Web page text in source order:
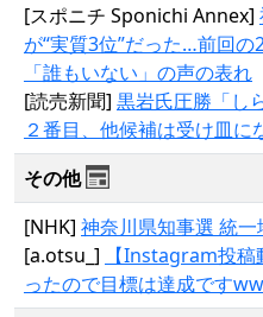
[スポニチ Sponichi Annex]
が“実質3位”だった…前回
「誰もいない」の声の表れ
[読売新聞] 黒岩氏圧勝「し
２番目、他候補は受け皿
その他
[NHK] 神奈川県知事選 統
[a.otsu_]
【Instagram投
ったので目標は達成ですww